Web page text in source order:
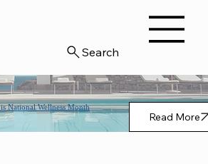
Search
National Wellness Month
Read More